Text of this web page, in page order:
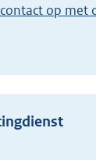
contact op